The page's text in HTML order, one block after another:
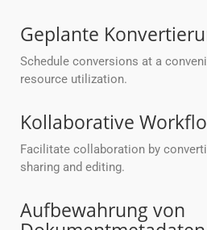
Geplante
Schedule conversions at a
resource utilization.
Kollaborative
Facilitate collaboration by
sharing and editing.
Aufbewahrung von